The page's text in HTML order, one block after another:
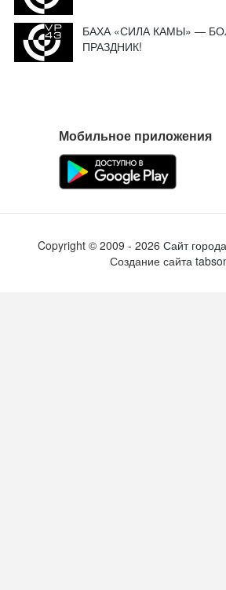
БАХА «СИЛА КАМЫ» —
ПРАЗДНИК!
Мобильное приложения
Copyright © 2009 - 2026 Сайт
Создание сайта